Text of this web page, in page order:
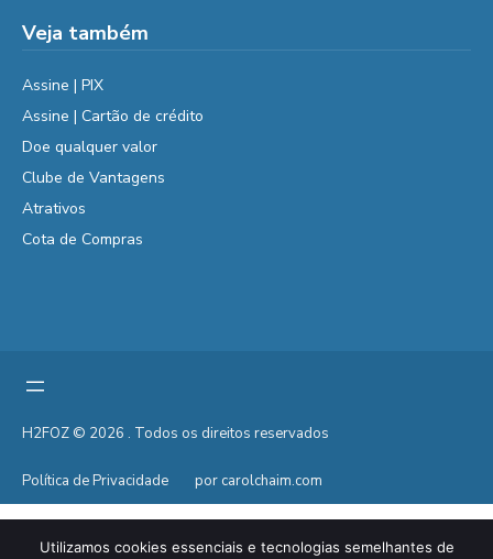
Veja também
Assine | PIX
Assine | Cartão de crédito
Doe qualquer valor
Clube de Vantagens
Atrativos
Cota de Compras
H2FOZ © 2026 . Todos os direitos reservados
Política de Privacidade por carolchaim.com
Utilizamos cookies essenciais e tecnologias semelhantes de